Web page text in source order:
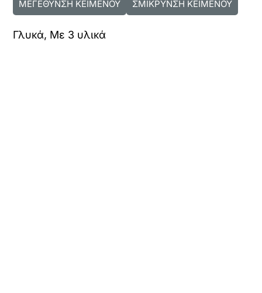
ΜΕΓΕΘΥΝΣΗ ΚΕΙΜΕΝΟΥ ΣΜΙΚΡΥΝΣΗ ΚΕΙΜΕΝΟΥ
Γλυκά, Με 3 υλικά